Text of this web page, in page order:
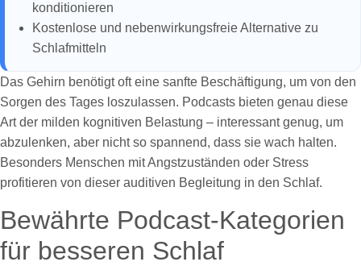
konditionieren
Kostenlose und nebenwirkungsfreie Alternative zu
Schlafmitteln
Das Gehirn benötigt oft eine sanfte Beschäftigung, um von den
Sorgen des Tages loszulassen. Podcasts bieten genau diese
Art der milden kognitiven Belastung – interessant genug, um
abzulenken, aber nicht so spannend, dass sie wach halten.
Besonders Menschen mit Angstzuständen oder Stress
profitieren von dieser auditiven Begleitung in den Schlaf.
Bewährte Podcast-Kategorien
für besseren Schlaf